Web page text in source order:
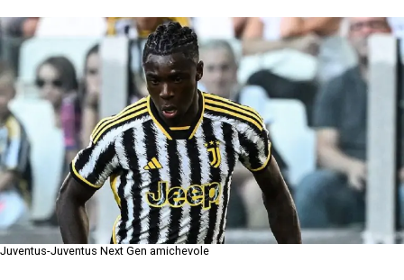
Juventus-Juventus Next Gen amichevole